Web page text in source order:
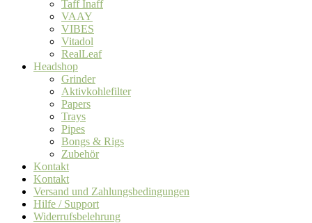
Taff Inaff
VAAY
VIBES
Vitadol
RealLeaf
Headshop
Grinder
Aktivkohlefilter
Papers
Trays
Pipes
Bongs & Rigs
Zubehör
Kontakt
Kontakt
Versand und Zahlungsbedingungen
Hilfe / Support
Widerrufsbelehrung